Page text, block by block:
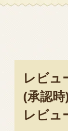
先
レビュ
(承認時
レビュ